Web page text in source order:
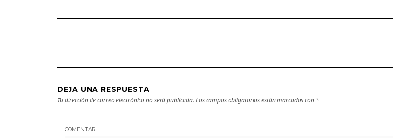
DEJA UNA RESPUESTA
Tu dirección de correo electrónico no será publicada. Los campos obligatorios están marcados con *
COMENTAR